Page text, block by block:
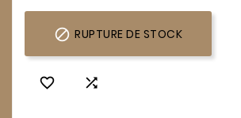
 RUPTURE DE STOCK
 